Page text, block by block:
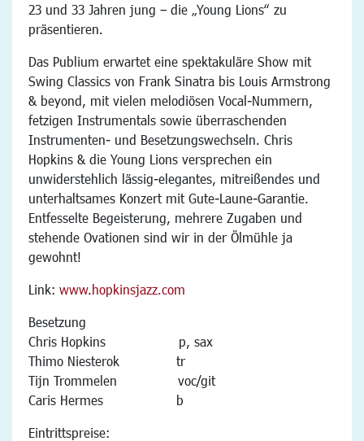
23 und 33 Jahren jung – die „Young Lions“ zu
präsentieren.
Das Publium erwartet eine spektakuläre Show mit
Swing Classics von Frank Sinatra bis Louis Armstrong
& beyond, mit vielen melodiösen Vocal-Nummern,
fetzigen Instrumentals sowie überraschenden
Instrumenten- und Besetzungswechseln. Chris
Hopkins & die Young Lions versprechen ein
unwiderstehlich lässig-elegantes, mitreißendes und
unterhaltsames Konzert mit Gute-Laune-Garantie.
Entfesselte Begeisterung, mehrere Zugaben und
stehende Ovationen sind wir in der Ölmühle ja
gewohnt!
Link: www.hopkinsjazz.com
Besetzung
Chris Hopkins p, sax
Thimo Niesterok tr
Tijn Trommelen voc/git
Caris Hermes b
Eintrittspreise: